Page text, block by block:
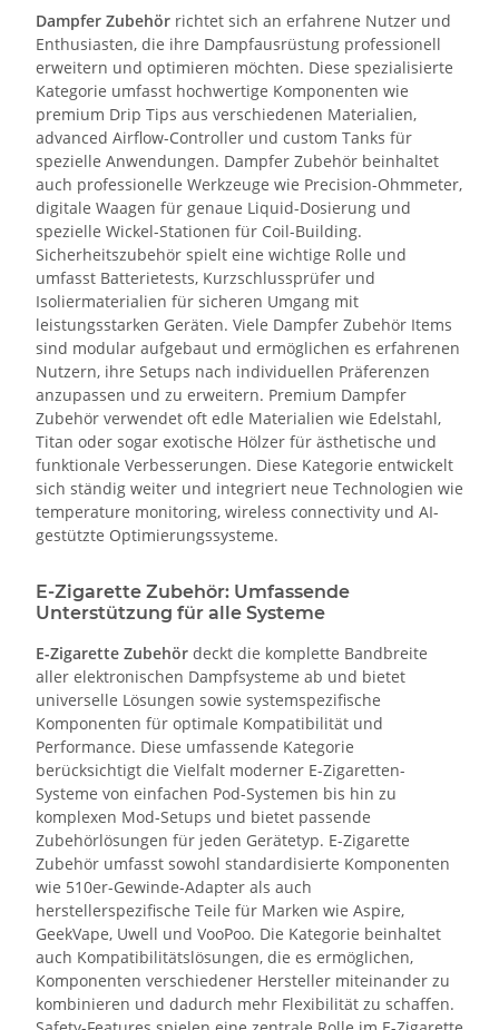
Dampfer Zubehör richtet sich an erfahrene Nutzer und
Enthusiasten, die ihre Dampfausrüstung professionell
erweitern und optimieren möchten. Diese spezialisierte
Kategorie umfasst hochwertige Komponenten wie
premium Drip Tips aus verschiedenen Materialien,
advanced Airflow-Controller und custom Tanks für
spezielle Anwendungen. Dampfer Zubehör beinhaltet
auch professionelle Werkzeuge wie Precision-Ohmmeter,
digitale Waagen für genaue Liquid-Dosierung und
spezielle Wickel-Stationen für Coil-Building.
Sicherheitszubehör spielt eine wichtige Rolle und
umfasst Batterietests, Kurzschlussprüfer und
Isoliermaterialien für sicheren Umgang mit
leistungsstarken Geräten. Viele Dampfer Zubehör Items
sind modular aufgebaut und ermöglichen es erfahrenen
Nutzern, ihre Setups nach individuellen Präferenzen
anzupassen und zu erweitern. Premium Dampfer
Zubehör verwendet oft edle Materialien wie Edelstahl,
Titan oder sogar exotische Hölzer für ästhetische und
funktionale Verbesserungen. Diese Kategorie entwickelt
sich ständig weiter und integriert neue Technologien wie
temperature monitoring, wireless connectivity und AI-
gestützte Optimierungssysteme.
E-Zigarette Zubehör: Umfassende
Unterstützung für alle Systeme
E-Zigarette Zubehör deckt die komplette Bandbreite
aller elektronischen Dampfsysteme ab und bietet
universelle Lösungen sowie systemspezifische
Komponenten für optimale Kompatibilität und
Performance. Diese umfassende Kategorie
berücksichtigt die Vielfalt moderner E-Zigaretten-
Systeme von einfachen Pod-Systemen bis hin zu
komplexen Mod-Setups und bietet passende
Zubehörlösungen für jeden Gerätetyp. E-Zigarette
Zubehör umfasst sowohl standardisierte Komponenten
wie 510er-Gewinde-Adapter als auch
herstellerspezifische Teile für Marken wie Aspire,
GeekVape, Uwell und VooPoo. Die Kategorie beinhaltet
auch Kompatibilitätslösungen, die es ermöglichen,
Komponenten verschiedener Hersteller miteinander zu
kombinieren und dadurch mehr Flexibilität zu schaffen.